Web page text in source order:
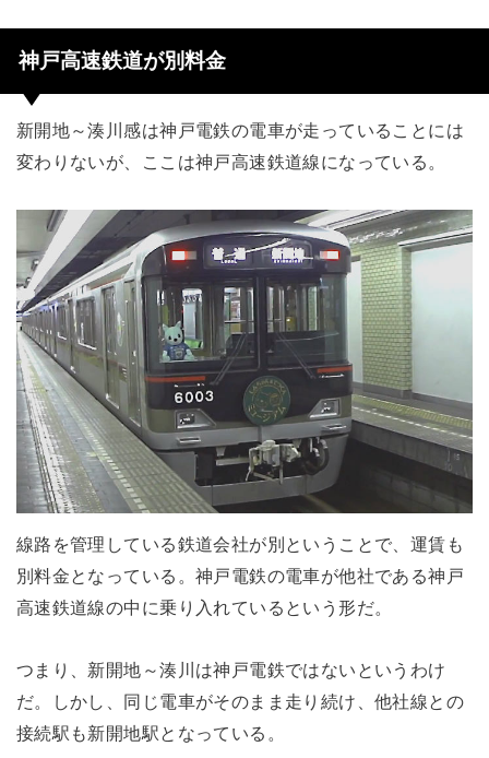
神戸高速鉄道が別料金
新開地～湊川感は神戸電鉄の電車が走っていることには
変わりないが、ここは神戸高速鉄道線になっている。
線路を管理している鉄道会社が別ということで、運賃も
別料金となっている。神戸電鉄の電車が他社である神戸
高速鉄道線の中に乗り入れているという形だ。
つまり、新開地～湊川は神戸電鉄ではないというわけ
だ。しかし、同じ電車がそのまま走り続け、他社線との
接続駅も新開地駅となっている。